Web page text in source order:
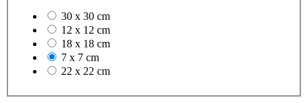
30 x 30 cm
12 x 12 cm
18 x 18 cm
7 x 7 cm
22 x 22 cm